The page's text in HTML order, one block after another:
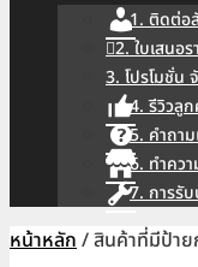
1. ติดต่อ
2. ใบเสนอ
3. โปรโมชั่
4. รีวิวลู
5. คำถา
6. ทำคว
7. การรั
หน้าหลัก / สินค้าที่มีป้าย